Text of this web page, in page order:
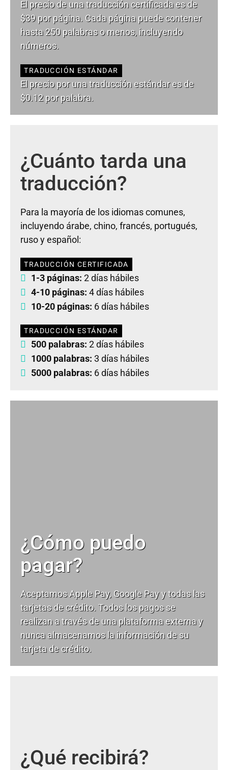
El precio de una traducción certificada es de
$39 por página. Cada página puede contener
hasta 250 palabras o menos, incluyendo
números.
TRADUCCIÓN ESTÁNDAR
El precio por una traducción estándar es de
$0.12 por palabra.
¿Cuánto tarda una
traducción?
Para la mayoría de los idiomas comunes,
incluyendo árabe, chino, francés, portugués,
ruso y español:
TRADUCCIÓN CERTIFICADA
1-3 páginas: 2 días hábiles
4-10 páginas: 4 días hábiles
10-20 páginas: 6 días hábiles
TRADUCCIÓN ESTÁNDAR
500 palabras: 2 días hábiles
1000 palabras: 3 días hábiles
5000 palabras: 6 días hábiles
¿Cómo puedo
pagar?
Aceptamos Apple Pay, Google Pay y todas las
tarjetas de crédito. Todos los pagos se
realizan a través de una plataforma externa y
nunca almacenamos la información de su
tarjeta de crédito.
¿Qué recibirá?